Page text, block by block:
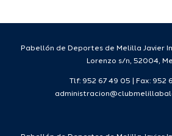
Pabellón de Deportes de Melilla Javier
Lorenzo s/n, 52004,
Tlf: 952 67 49 05 | Fax: 952